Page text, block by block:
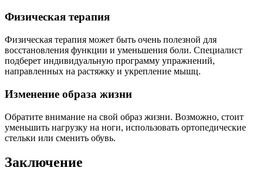
Физическая терапия
Физическая терапия может быть очень полезной для
восстановления функции и уменьшения боли. Специалист
подберет индивидуальную программу упражнений,
направленных на растяжку и укрепление мышц.
Изменение образа жизни
Обратите внимание на свой образ жизни. Возможно, стоит
уменьшить нагрузку на ноги, использовать ортопедические
стельки или сменить обувь.
Заключение